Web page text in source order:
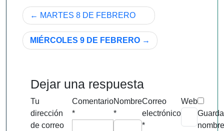
Navegación
de
entradas
MARTES 8 DE FEBRERO
MIÉRCOLES 9 DE FEBRERO
Dejar una respuesta
Tu
dirección
de correo
Comentario
*
Nombre
*
Correo
electrónico
*
Web